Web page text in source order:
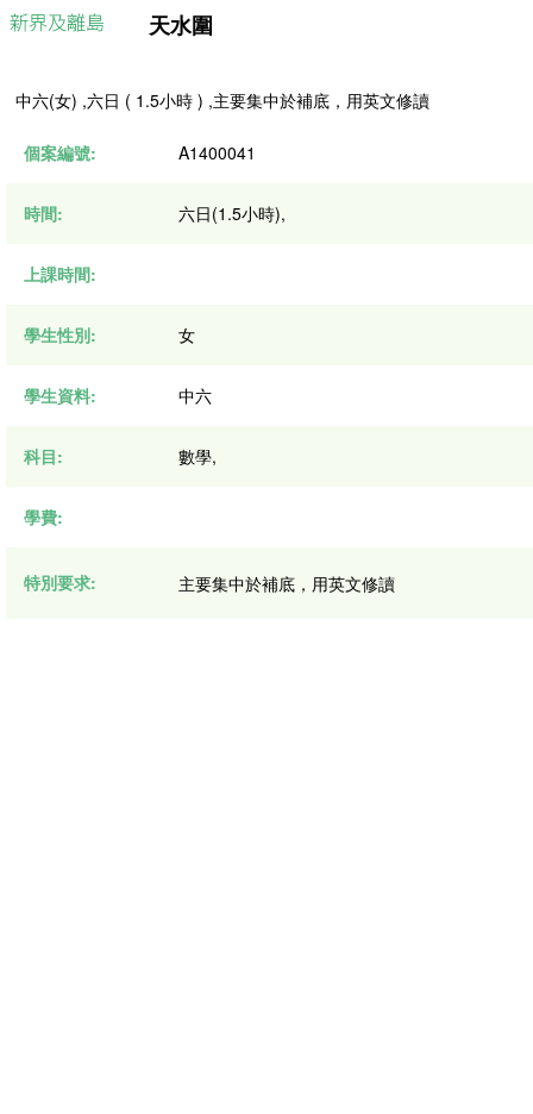
天水圍
中六(女) ,六日 ( 1.5小時 ) ,主要集中於補底，用英文修讀
個案編號: A1400041
時間: 六日(1.5小時),
上課時間:
學生性別: 女
學生資料: 中六
科目: 數學,
學費:
特別要求: 主要集中於補底，用英文修讀